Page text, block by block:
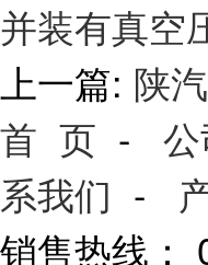
并装有真空
上一篇: 陕
首 页 -
系我们 -
销售热线：